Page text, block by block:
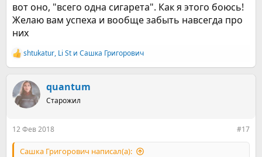
вот оно, "всего одна сигарета". Как я этого боюсь!
Желаю вам успеха и вообще забыть навсегда про
них
Р
е
к
ц
и
shtukatur, Li St и Сашка Григорович
quantum
Старожил
12 Фев 2018 #17
Сашка Григорович написал(а):